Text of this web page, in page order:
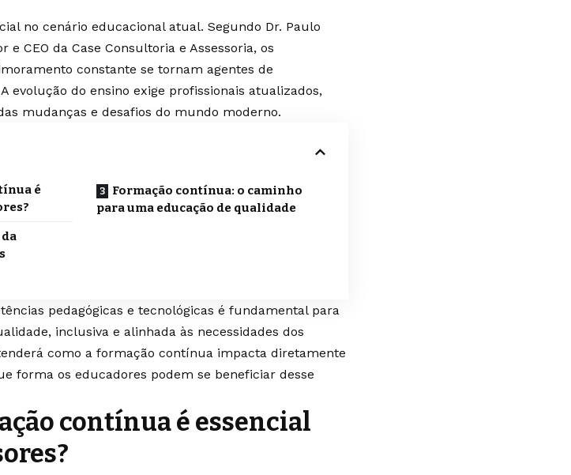
no cenário educacional atual. Segundo Dr. Paulo
e CEO da Case Consultoria e Assessoria, os
constante se tornam agentes de
evolução do ensino exige profissionais atualizados,
mudanças e desafios do mundo moderno.
é
Formação contínua: o caminho
para uma educação de qualidade
pedagógicas e tecnológicas é fundamental para
inclusiva e alinhada às necessidades dos
como a formação contínua impacta diretamente
forma os educadores podem se beneficiar desse
contínua é essencial